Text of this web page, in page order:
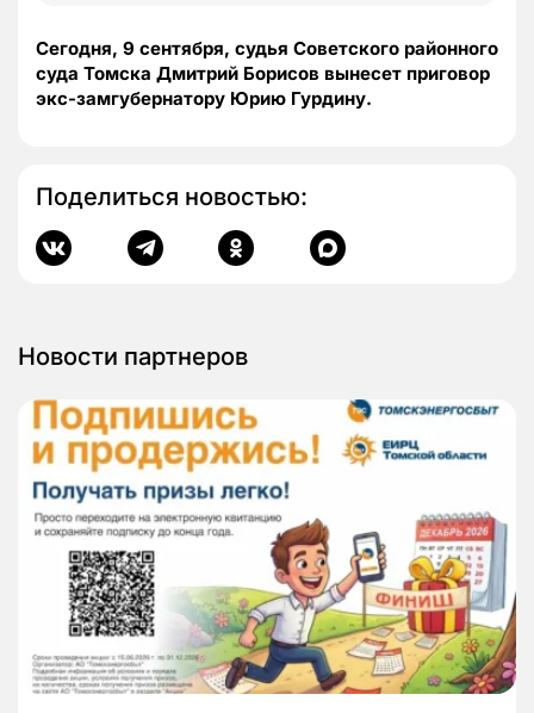
Сегодня, 9 сентября, судья Советского районного
суда Томска Дмитрий Борисов вынесет приговор
экс-замгубернатору Юрию Гурдину.
Поделиться новостью:
Новости партнеров